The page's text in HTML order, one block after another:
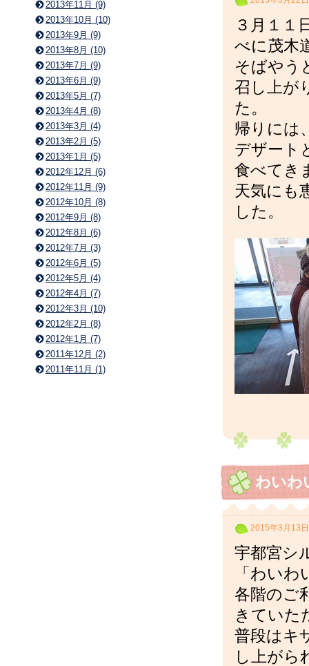
３月１１
べに茂木
そばやう
召し上が
た。
帰りには
デザート
食べてき
天気にも
した。
わいわ
2015年3月13日
宇都宮シ
「わい
各階のご
きていた
普段はキ
し上がら
2013年11月 (9)
2013年10月 (10)
2013年9月 (9)
2013年8月 (10)
2013年7月 (9)
2013年6月 (9)
2013年5月 (7)
2013年4月 (8)
2013年3月 (4)
2013年2月 (5)
2013年1月 (5)
2012年12月 (6)
2012年11月 (9)
2012年10月 (8)
2012年9月 (8)
2012年8月 (6)
2012年7月 (3)
2012年6月 (5)
2012年5月 (4)
2012年4月 (7)
2012年3月 (10)
2012年2月 (8)
2012年1月 (7)
2011年12月 (2)
2011年11月 (1)